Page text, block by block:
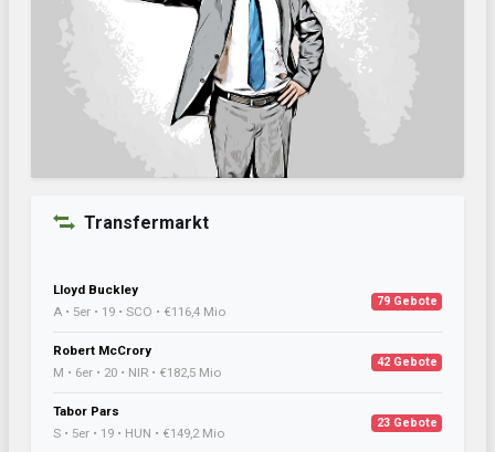
Transfermarkt
Lloyd Buckley
A • 5er • 19 • SCO • €116,4 Mio
79 Gebote
Robert McCrory
M • 6er • 20 • NIR • €182,5 Mio
42 Gebote
Tabor Pars
S • 5er • 19 • HUN • €149,2 Mio
23 Gebote